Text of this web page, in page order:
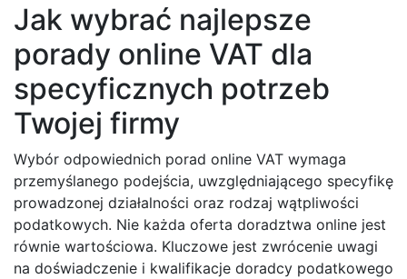
Jak wybrać najlepsze
porady online VAT dla
specyficznych potrzeb
Twojej firmy
Wybór odpowiednich porad online VAT wymaga
przemyślanego podejścia, uwzględniającego specyfikę
prowadzonej działalności oraz rodzaj wątpliwości
podatkowych. Nie każda oferta doradztwa online jest
równie wartościowa. Kluczowe jest zwrócenie uwagi
na doświadczenie i kwalifikacje doradcy podatkowego